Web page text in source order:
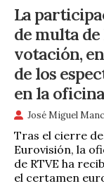
La
de multa de
votación,
de los
en la
José Miguel
Tras el cierre
Eurovisión, la
de RTVE ha
el certamen